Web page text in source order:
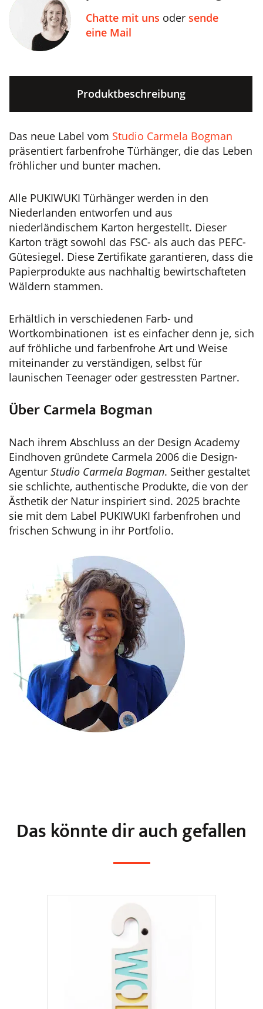
Chatte mit uns oder sende
eine Mail
Produktbeschreibung
Das neue Label vom Studio Carmela Bogman
präsentiert farbenfrohe Türhänger, die das Leben
fröhlicher und bunter machen.
Alle PUKIWUKI Türhänger werden in den
Niederlanden entworfen und aus
niederländischem Karton hergestellt. Dieser
Karton trägt sowohl das FSC- als auch das PEFC-
Gütesiegel. Diese Zertifikate garantieren, dass die
Papierprodukte aus nachhaltig bewirtschafteten
Wäldern stammen.
Erhältlich in verschiedenen Farb- und
Wortkombinationen ist es einfacher denn je, sich
auf fröhliche und farbenfrohe Art und Weise
miteinander zu verständigen, selbst für
launischen Teenager oder gestressten Partner.
Über Carmela Bogman
Nach ihrem Abschluss an der Design Academy
Eindhoven gründete Carmela 2006 die Design-
Agentur Studio Carmela Bogman. Seither gestaltet
sie schlichte, authentische Produkte, die von der
Ästhetik der Natur inspiriert sind. 2025 brachte
sie mit dem Label PUKIWUKI farbenfrohen und
frischen Schwung in ihr Portfolio.
Das könnte dir auch gefallen